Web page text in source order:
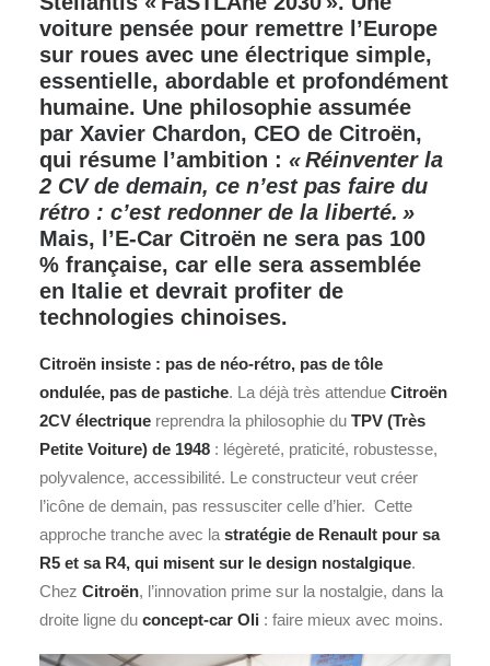
voiture pensée pour remettre l’Europe
sur roues avec une électrique simple,
essentielle, abordable et profondément
humaine. Une philosophie assumée
par Xavier Chardon, CEO de Citroën,
qui résume l’ambition : « Réinventer la
2 CV de demain, ce n’est pas faire du
rétro : c’est redonner de la liberté. »
Mais, l’E-Car Citroën ne sera pas 100
% française, car elle sera assemblée
en Italie et devrait profiter de
technologies chinoises.
Citroën insiste : pas de néo-rétro, pas de tôle
ondulée, pas de pastiche. La déjà très attendue Citroën
2CV électrique reprendra la philosophie du TPV (Très
Petite Voiture) de 1948 : légèreté, praticité, robustesse,
polyvalence, accessibilité. Le constructeur veut créer
l’icône de demain, pas ressusciter celle d’hier. Cette
approche tranche avec la stratégie de Renault pour sa
R5 et sa R4, qui misent sur le design nostalgique.
Chez Citroën, l’innovation prime sur la nostalgie, dans la
droite ligne du concept-car Oli : faire mieux avec moins.